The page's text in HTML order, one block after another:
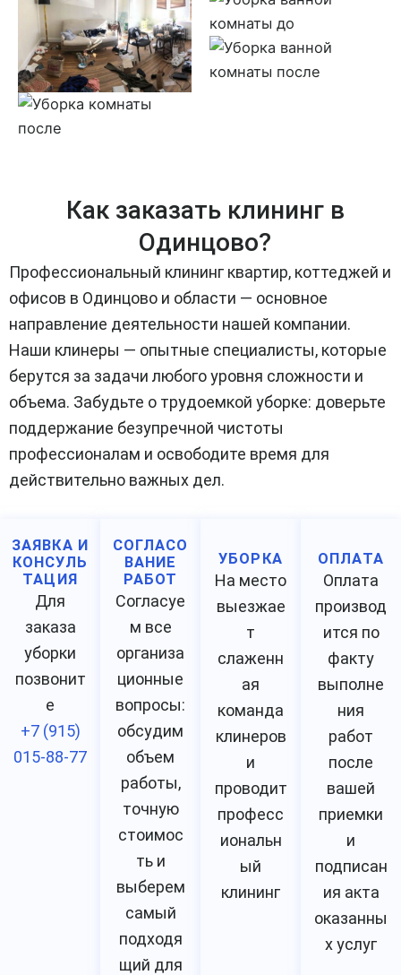
Как заказать клининг в
Одинцово?
Профессиональный клининг квартир, коттеджей и
офисов в Одинцово и области — основное
направление деятельности нашей компании.
Наши клинеры — опытные специалисты, которые
берутся за задачи любого уровня сложности и
объема. Забудьте о трудоемкой уборке: доверьте
поддержание безупречной чистоты
профессионалам и освободите время для
действительно важных дел.
ЗАЯВКА И
КОНСУЛЬ
ТАЦИЯ
Для
заказа
уборки
позвонит
е
+7 (915)
015-88-77
СОГЛАСО
ВАНИЕ
РАБОТ
Согласуе
м все
организа
ционные
вопросы:
обсудим
объем
работы,
точную
стоимос
ть и
выберем
самый
подходя
щий для
УБОРКА
На место
выезжае
т
слаженн
ая
команда
клинеров
и
проводит
професс
иональн
ый
клининг
ОПЛАТА
Оплата
производ
ится по
факту
выполне
ния
работ
после
вашей
приемки
и
подписан
ия акта
оказанны
х услуг